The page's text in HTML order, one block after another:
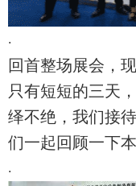
.
回首整场展会，
只有短短的三天
绎不绝，我们接
们一起回顾一下
.